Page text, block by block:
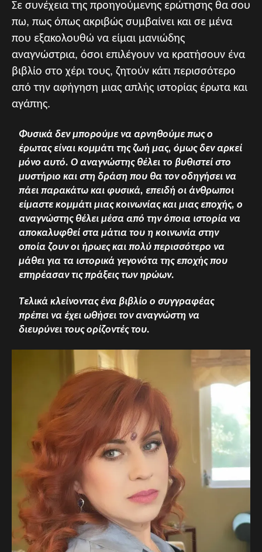
Σε συνέχεια της προηγούμενης ερώτησης θα σου
πω, πως όπως ακριβώς συμβαίνει και σε μένα
που εξακολουθώ να είμαι μανιώδης
αναγνώστρια, όσοι επιλέγουν να κρατήσουν ένα
βιβλίο στο χέρι τους, ζητούν κάτι περισσότερο
από την αφήγηση μιας απλής ιστορίας έρωτα και
αγάπης.
Φυσικά δεν μπορούμε να αρνηθούμε πως ο
έρωτας είναι κομμάτι της ζωή μας, όμως δεν αρκεί
μόνο αυτό. Ο αναγνώστης θέλει το βυθιστεί στο
μυστήριο και στη δράση που θα τον οδηγήσει να
πάει παρακάτω και φυσικά, επειδή οι άνθρωποι
είμαστε κομμάτι μιας κοινωνίας και μιας εποχής, ο
αναγνώστης θέλει μέσα από την όποια ιστορία να
αποκαλυφθεί στα μάτια του η κοινωνία στην
οποία ζουν οι ήρωες και πολύ περισσότερο να
μάθει για τα ιστορικά γεγονότα της εποχής που
επηρέασαν τις πράξεις των ηρώων.
Τελικά κλείνοντας ένα βιβλίο ο συγγραφέας
πρέπει να έχει ωθήσει τον αναγνώστη να
διευρύνει τους ορίζοντές του.